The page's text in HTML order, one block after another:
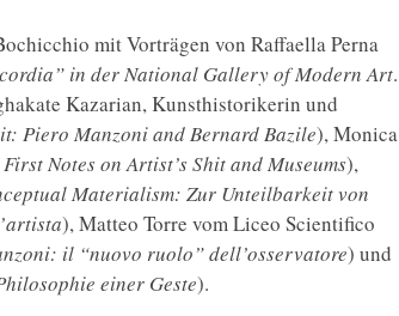
mit Vorträgen von Raffaella Perna
in der National Gallery of Modern Art.
Kazarian, Kunsthistorikerin und
Piero Manzoni and Bernard Bazile), Monica
Notes on Artist’s Shit and Museums),
Materialism: Zur Unteilbarkeit von
), Matteo Torre vom Liceo Scientifico
il “nuovo ruolo” dell’osservatore) und
einer Geste).